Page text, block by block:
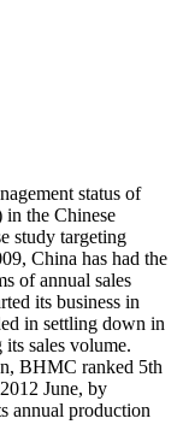
status of
the Chinese
study targeting
China has had the
of annual sales
its business in
in settling down in
sales volume.
BHMC ranked 5th
June, by
annual production